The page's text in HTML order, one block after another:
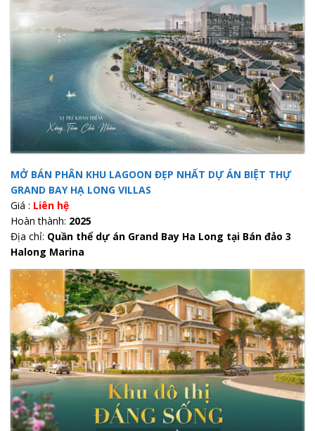
MỞ BÁN PHÂN KHU LAGOON ĐẸP NHẤT DỰ ÁN BIỆT THỰ
GRAND BAY HẠ LONG VILLAS
Giá : Liên hệ
Hoàn thành: 2025
Địa chỉ: Quần thể dự án Grand Bay Ha Long tại Bán đảo 3
Halong Marina